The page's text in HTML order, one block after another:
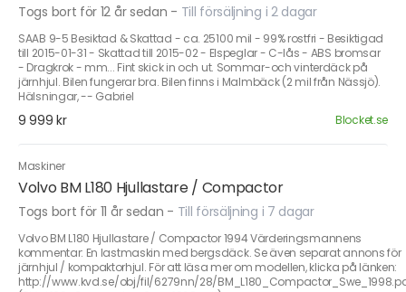
Togs bort för 12 år sedan - Till försäljning i 2 dagar
SAAB 9-5 Besiktad & Skattad - ca. 25100 mil - 99% rostfri - Besiktigad
till 2015-01-31 - Skattad till 2015-02 - Elspeglar - C-lås - ABS bromsar
- Dragkrok - mm... Fint skick in och ut. Sommar-och vinterdäck på
järnhjul. Bilen fungerar bra. Bilen finns i Malmbäck (2 mil från Nässjö).
Hälsningar, -- Gabriel
9 999 kr Blocket.se
Maskiner
Volvo BM L180 Hjullastare / Compactor
Togs bort för 11 år sedan - Till försäljning i 7 dagar
Volvo BM L180 Hjullastare / Compactor 1994 Värderingsmannens
kommentar: En lastmaskin med bergsdäck. Se även separat annons för
järnhjul / kompaktorhjul. För att läsa mer om modellen, klicka på länken:
http://www.kvd.se/obj/fil/6279nn/28/